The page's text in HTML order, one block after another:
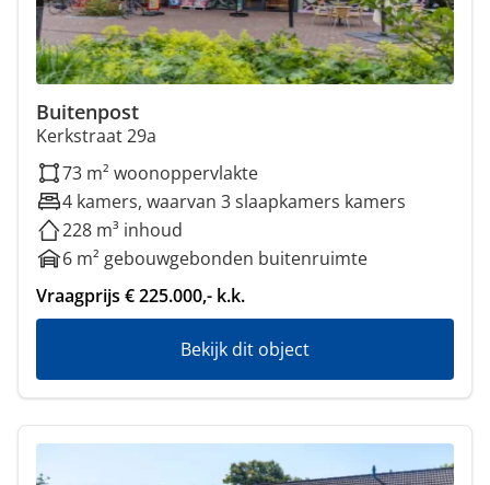
Buitenpost
Kerkstraat 29a
73 m² woonoppervlakte
4 kamers, waarvan 3 slaapkamers kamers
228 m³ inhoud
6 m² gebouwgebonden buitenruimte
Vraagprijs € 225.000,- k.k.
Bekijk dit object